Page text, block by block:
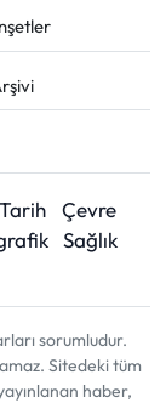
Tarih
Çevre
Sağlık
sorumludur.
Sitedeki tüm
haber,